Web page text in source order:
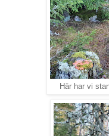
Här har vi